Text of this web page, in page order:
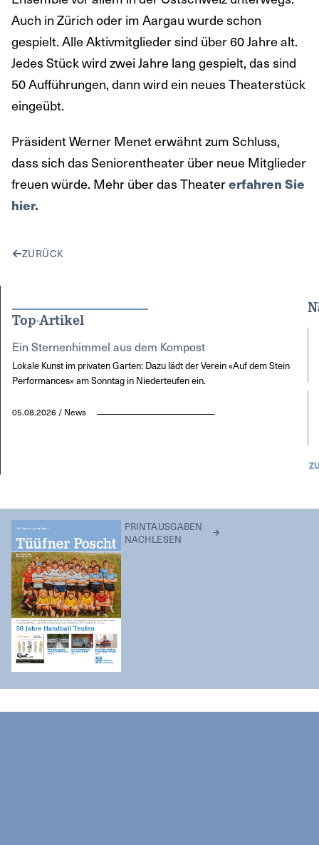
Auch in Zürich oder im Aargau wurde schon
gespielt. Alle Aktivmitglieder sind über 60 Jahre alt.
Jedes Stück wird zwei Jahre lang gespielt, das sind
50 Aufführungen, dann wird ein neues Theaterstück
eingeübt.
Präsident Werner Menet erwähnt zum Schluss,
dass sich das Seniorentheater über neue Mitglieder
freuen würde. Mehr über das Theatererfahren Sie
hier.
ZURÜCK
Top-Artikel
Ein Sternenhimmel aus dem Kompost
Lokale Kunst im privaten Garten: Dazu lädt der Verein «Auf dem Stein
Performances» am Sonntag in Niederteufen ein.
05.08.2026 / News
PRINTAUSGABEN
NACHLESEN